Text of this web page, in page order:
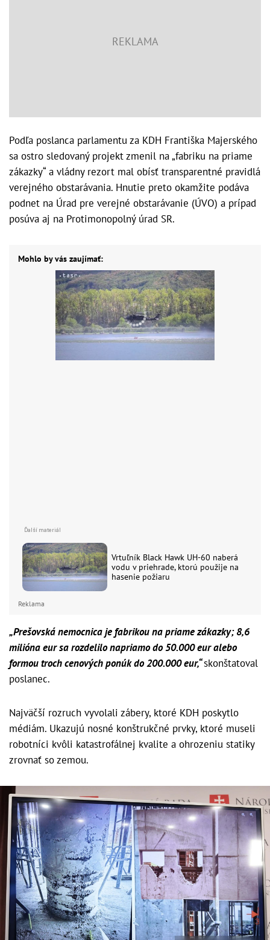
Podľa poslanca parlamentu za KDH Františka Majerského
sa ostro sledovaný projekt zmenil na „fabriku na priame
zákazky“ a vládny rezort mal obísť transparentné pravidlá
verejného obstarávania. Hnutie preto okamžite podáva
podnet na Úrad pre verejné obstarávanie (ÚVO) a prípad
posúva aj na Protimonopolný úrad SR.
Mohlo by vás zaujímať:
Vrtuľník Black Hawk UH-60 naberá
vodu v priehrade, ktorú použije na
hasenie požiaru
Reklama
„Prešovská nemocnica je fabrikou na priame zákazky; 8,6
milióna eur sa rozdelilo napriamo do 50.000 eur alebo
formou troch cenových ponúk do 200.000 eur,“skonštatoval
poslanec.
Najväčší rozruch vyvolali zábery, ktoré KDH poskytlo
médiám. Ukazujú nosné konštrukčné prvky, ktoré museli
robotníci kvôli katastrofálnej kvalite a ohrozeniu statiky
zrovnať so zemou.